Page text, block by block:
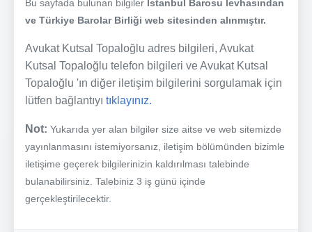
Bu sayfada bulunan bilgiler İstanbul Barosu levhasından
ve Türkiye Barolar Birliği web sitesinden alınmıştır.
Avukat Kutsal Topaloğlu adres bilgileri, Avukat
Kutsal Topaloğlu telefon bilgileri ve Avukat Kutsal
Topaloğlu 'ın diğer iletişim bilgilerini sorgulamak için
lütfen bağlantıyı tıklayınız.
Not: Yukarıda yer alan bilgiler size aitse ve web sitemizde
yayınlanmasını istemiyorsanız, iletişim bölümünden bizimle
iletişime geçerek bilgilerinizin kaldırılması talebinde
bulanabilirsiniz. Talebiniz 3 iş günü içinde
gerçekleştirilecektir.